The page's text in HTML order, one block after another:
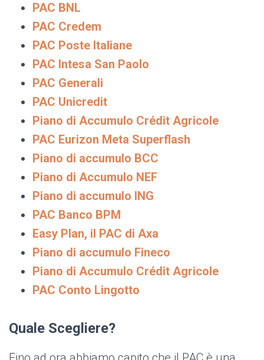
PAC BNL
PAC Credem
PAC Poste Italiane
PAC Intesa San Paolo
PAC Generali
PAC Unicredit
Piano di Accumulo Crédit Agricole
PAC Eurizon Meta Superflash
Piano di accumulo BCC
Piano di Accumulo NEF
Piano di accumulo ING
PAC Banco BPM
Easy Plan, il PAC di Axa
Piano di accumulo Fineco
Piano di Accumulo Crédit Agricole
PAC Conto Lingotto
Quale Scegliere?